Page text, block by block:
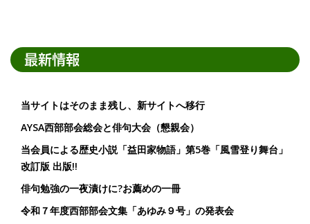
最新情報
当サイトはそのまま残し、新サイトへ移行
AYSA西部部会総会と俳句大会（懇親会）
当会員による歴史小説「益田家物語」第5巻「風雪登り舞台」
改訂版 出版!!
俳句勉強の一夜漬けに?お薦めの一冊
令和７年度西部部会文集「あゆみ９号」の発表会